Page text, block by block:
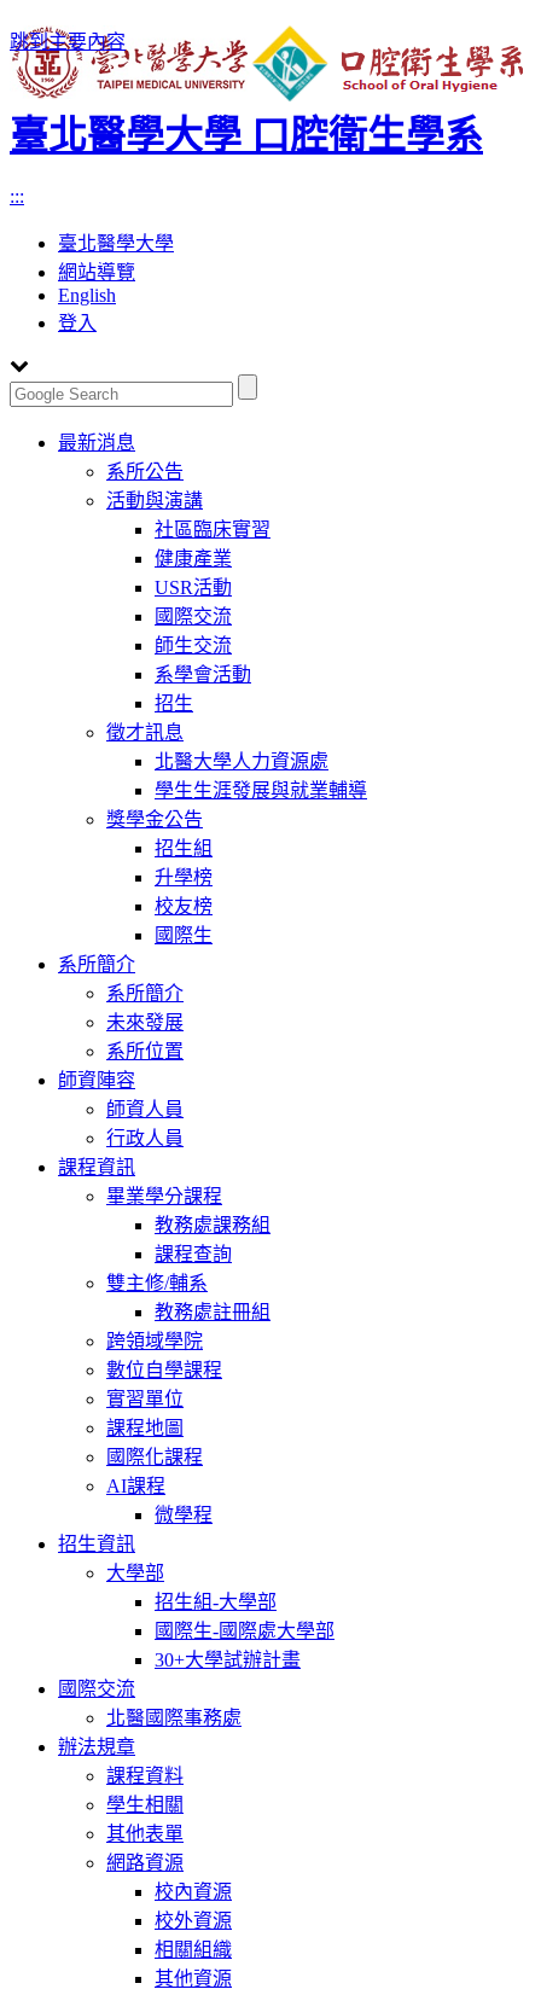
跳到主要內容
臺北醫學大學 口腔衛生學系
:::
臺北醫學大學
網站導覽
English
登入
Toggle
navigation
最新消息
系所公告
活動與演講
社區臨床實習
健康產業
USR活動
國際交流
師生交流
系學會活動
招生
徵才訊息
北醫大學人力資源處
學生生涯發展與就業輔導
獎學金公告
招生組
升學榜
校友榜
國際生
系所簡介
系所簡介
未來發展
系所位置
師資陣容
師資人員
行政人員
課程資訊
畢業學分課程
教務處課務組
課程查詢
雙主修/輔系
教務處註冊組
跨領域學院
數位自學課程
實習單位
課程地圖
國際化課程
AI課程
微學程
招生資訊
大學部
招生組-大學部
國際生-國際處大學部
30+大學試辦計畫
國際交流
北醫國際事務處
辦法規章
課程資料
學生相關
其他表單
網路資源
校內資源
校外資源
相關組織
其他資源